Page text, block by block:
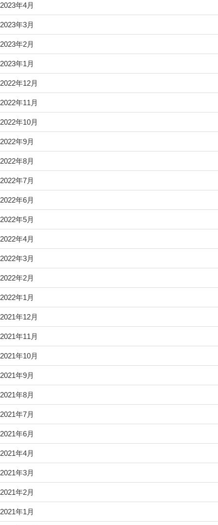
2023年4月
2023年3月
2023年2月
2023年1月
2022年12月
2022年11月
2022年10月
2022年9月
2022年8月
2022年7月
2022年6月
2022年5月
2022年4月
2022年3月
2022年2月
2022年1月
2021年12月
2021年11月
2021年10月
2021年9月
2021年8月
2021年7月
2021年6月
2021年4月
2021年3月
2021年2月
2021年1月